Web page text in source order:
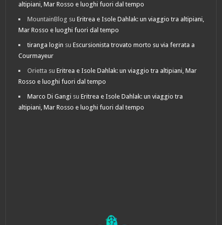
altipiani, Mar Rosso e luoghi fuori dal tempo
MountainBlog suEritrea e Isole Dahlak: un viaggio tra altipiani,
Mar Rosso e luoghi fuori dal tempo
tiranga login suEscursionista trovato morto su via ferrata a
Courmayeur
Orietta suEritrea e Isole Dahlak: un viaggio tra altipiani, Mar
Rosso e luoghi fuori dal tempo
Marco Di Gangi suEritrea e Isole Dahlak: un viaggio tra
altipiani, Mar Rosso e luoghi fuori dal tempo